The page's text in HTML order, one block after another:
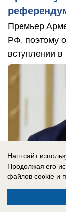
Премьер
РФ, поэтому
вступлении
Наш сайт
Продолжая его
файлов cookie и